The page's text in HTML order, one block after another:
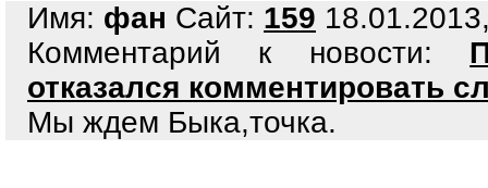
Имя: фан Сайт: 159
Комментарий к новости:
отказался комментировать
Мы ждем Быка,точка.